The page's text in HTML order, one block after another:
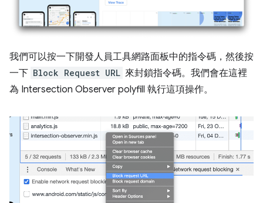
我們可以按一下開發人員工具網路面板中的指令碼，然後按
一下 Block Request URL 來封鎖指令碼。我們會在這裡
為 Intersection Observer polyfill 執行這項操作。